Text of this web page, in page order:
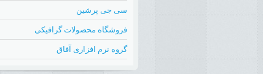
سی جی پرشین
فروشگاه محصولات گرافیکی
گروه نرم افزاری آفاق